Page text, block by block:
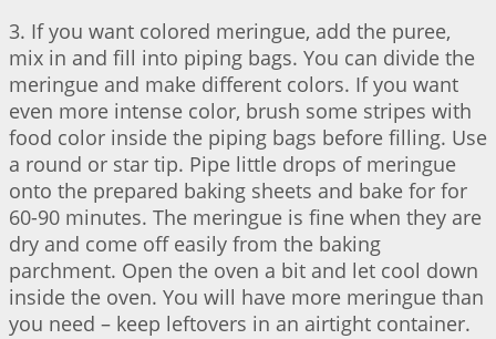
3. If you want colored meringue, add the puree,
mix in and fill into piping bags. You can divide the
meringue and make different colors. If you want
even more intense color, brush some stripes with
food color inside the piping bags before filling. Use
a round or star tip. Pipe little drops of meringue
onto the prepared baking sheets and bake for for
60-90 minutes. The meringue is fine when they are
dry and come off easily from the baking
parchment. Open the oven a bit and let cool down
inside the oven. You will have more meringue than
you need – keep leftovers in an airtight container.